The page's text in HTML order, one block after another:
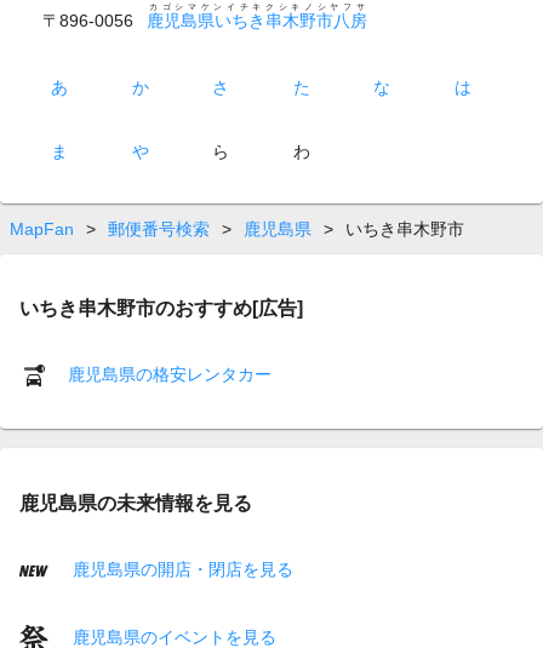
〒896-0056 鹿児島県いちき串木野市八房
カゴシマケンイチキクシキノシヤフサ
あ か さ た な は
ま や ら わ
MapFan > 郵便番号検索 > 鹿児島県 > いちき串木野市
いちき串木野市のおすすめ[広告]
鹿児島県の格安レンタカー
鹿児島県の未来情報を見る
鹿児島県の開店・閉店を見る
鹿児島県のイベントを見る